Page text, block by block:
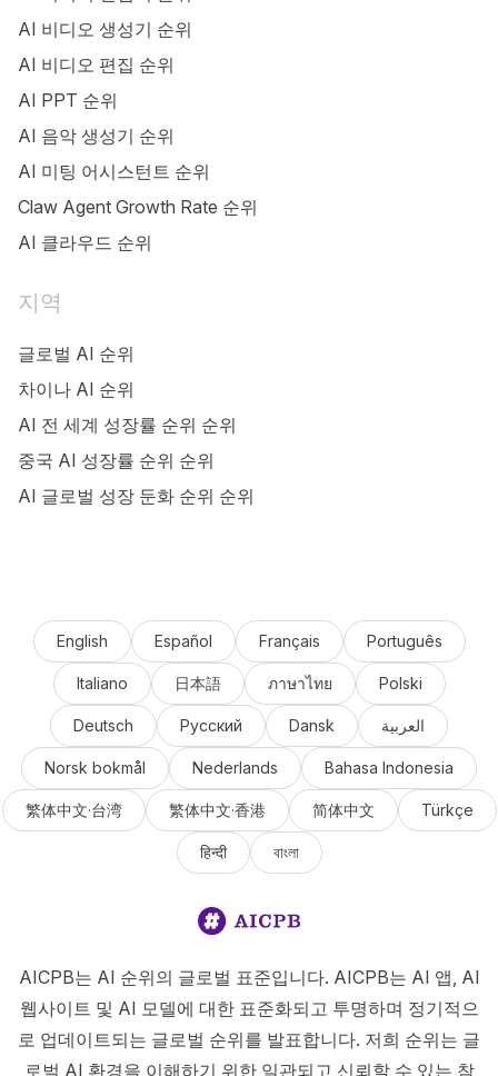
AI 비디오 생성기 순위
AI 비디오 편집 순위
AI PPT 순위
AI 음악 생성기 순위
AI 미팅 어시스턴트 순위
Claw Agent Growth Rate 순위
AI 클라우드 순위
지역
글로벌 AI 순위
차이나 AI 순위
AI 전 세계 성장률 순위 순위
중국 AI 성장률 순위 순위
AI 글로벌 성장 둔화 순위 순위
English Español Français Português
Italiano 日本語 ภาษาไทย Polski
Deutsch Русский Dansk العربية
Norsk bokmål Nederlands Bahasa Indonesia
繁体中文·台湾 繁体中文·香港 简体中文 Türkçe
हिन्दी বাংলা
AICPB는 AI 순위의 글로벌 표준입니다. AICPB는 AI 앱, AI
웹사이트 및 AI 모델에 대한 표준화되고 투명하며 정기적으
로 업데이트되는 글로벌 순위를 발표합니다. 저희 순위는 글
로벌 AI 환경을 이해하기 위한 일관되고 신뢰할 수 있는 참